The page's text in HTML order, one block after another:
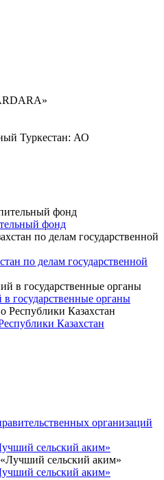
Туркестан: АО
фонд
по делам государственной
государственные органы
Казахстан
организаций
сельский аким»
сельский аким»